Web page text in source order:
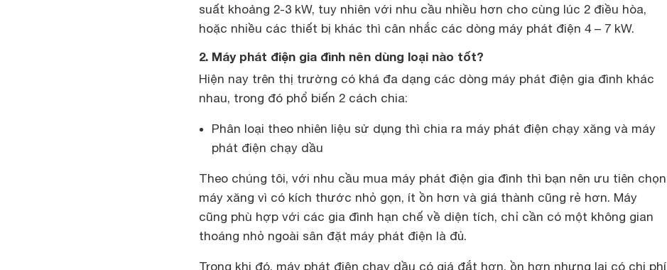
suất khoảng 2-3 kW, tuy nhiên với nhu cầu nhiều hơn cho cùng lúc 2 điều hòa,
hoặc nhiều các thiết bị khác thì cân nhắc các dòng máy phát điện 4 – 7 kW.
2. Máy phát điện gia đình nên dùng loại nào tốt?
Hiện nay trên thị trường có khá đa dạng các dòng máy phát điện gia đình khác
nhau, trong đó phổ biến 2 cách chia:
Phân loại theo nhiên liệu sử dụng thì chia ra máy phát điện chạy xăng và máy
phát điện chạy dầu
Theo chúng tôi, với nhu cầu mua máy phát điện gia đình thì bạn nên ưu tiên chọn
máy xăng vì có kích thước nhỏ gọn, ít ồn hơn và giá thành cũng rẻ hơn. Máy
cũng phù hợp với các gia đình hạn chế về diện tích, chỉ cần có một không gian
thoáng nhỏ ngoài sân đặt máy phát điện là đủ.
Trong khi đó, máy phát điện chạy dầu có giá đắt hơn, ồn hơn nhưng lại có chi phí